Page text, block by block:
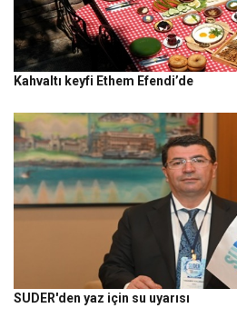
Kahvaltı keyfi Ethem Efendi’de
SUDER'den yaz için su uyarısı